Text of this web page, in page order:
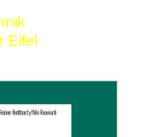
Eifel